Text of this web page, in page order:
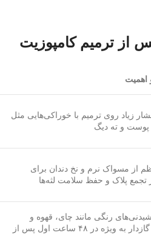
از ترمیم کامپوزیت
اهمیت
زیاد روی ترمیم با خوراکی‌هایی مثل
پوست و ته دیگ
از مسواک نرم و نخ دندان برای
تجمع پلاک و حفظ سلامت لثه‌ها
رنگی مانند چای، قهوه و
نوشابه‌های گازدار به ویژه در ۴۸ ساعت اول پس از